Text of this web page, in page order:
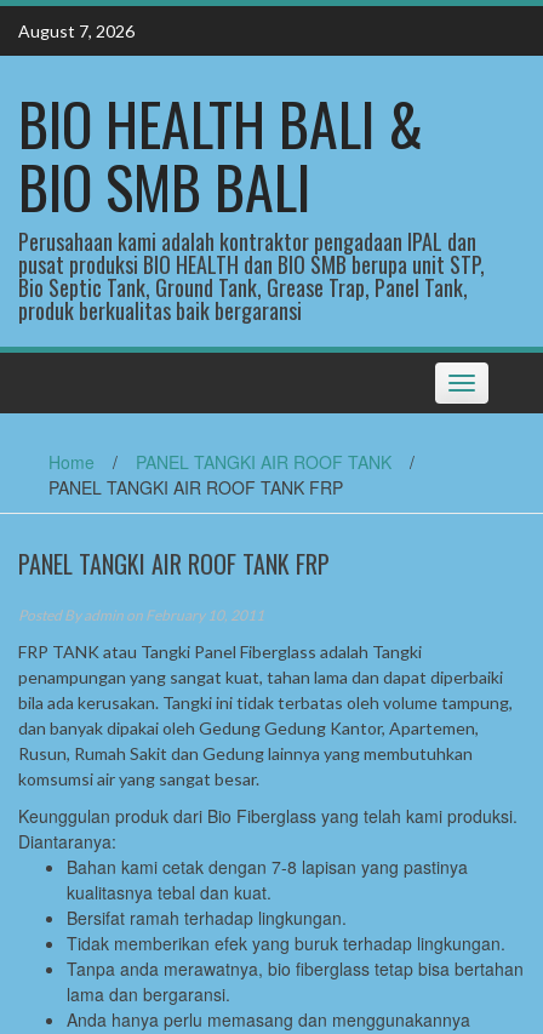
Skip
content
August 7, 2026
BIO HEALTH BALI &
BIO SMB BALI
Perusahaan kami adalah kontraktor pengadaan IPAL dan
pusat produksi BIO HEALTH dan BIO SMB berupa unit STP,
Bio Septic Tank, Ground Tank, Grease Trap, Panel Tank,
produk berkualitas baik bergaransi
Toggle
navigation
Home / PANEL TANGKI AIR ROOF TANK
/
PANEL TANGKI AIR ROOF TANK FRP
PANEL TANGKI AIR ROOF TANK FRP
Posted Byadmin on February 10, 2011
FRP TANK atau Tangki Panel Fiberglass adalah Tangki
penampungan yang sangat kuat, tahan lama dan dapat diperbaiki
bila ada kerusakan. Tangki ini tidak terbatas oleh volume tampung,
dan banyak dipakai oleh Gedung Gedung Kantor, Apartemen,
Rusun, Rumah Sakit dan Gedung lainnya yang membutuhkan
komsumsi air yang sangat besar.
Keunggulan produk dari Bio Fiberglass yang telah kami produksi.
Diantaranya:
Bahan kami cetak dengan 7-8 lapisan yang pastinya
kualitasnya tebal dan kuat.
Bersifat ramah terhadap lingkungan.
Tidak memberikan efek yang buruk terhadap lingkungan.
Tanpa anda merawatnya, bio fiberglass tetap bisa bertahan
lama dan bergaransi.
Anda hanya perlu memasang dan menggunakannya